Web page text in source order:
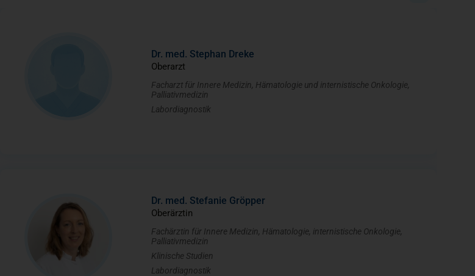
Dr. med. Stephan Dreke
Oberarzt
Facharzt für Innere Medizin, Hämatologie und internistische Onkologie,
Palliativmedizin
Labordiagnostik
Dr. med. Stefanie Gröpper
Oberärztin
Fachärztin für Innere Medizin, Hämatologie, internistische Onkologie,
Palliativmedizin
Klinische Studien
Labordiagnostik